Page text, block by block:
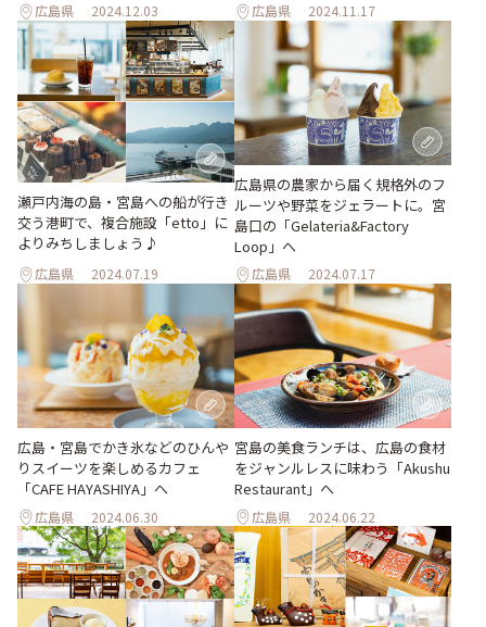
広島県 2024.12.03 広島県 2024.11.17
瀬戸内海の島・宮島への船が行き
交う港町で、複合施設「etto」に
よりみちしましょう♪
広島県 2024.07.19
広島県の農家から届く規格外のフ
ルーツや野菜をジェラートに。宮
島口の「Gelateria&Factory
Loop」へ
広島県 2024.07.17
広島・宮島でかき氷などのひんや
りスイーツを楽しめるカフェ
「CAFE HAYASHIYA」へ
広島県 2024.06.30
宮島の美食ランチは、広島の食材
をジャンルレスに味わう「Akushu
Restaurant」へ
広島県 2024.06.22